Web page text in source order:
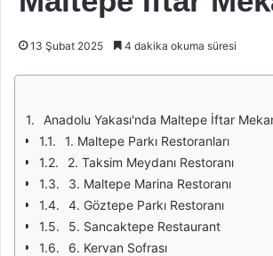
13 Şubat 2025 4 dakika okuma süresi
Anadolu Yakası'nda Maltepe İftar
1. Maltepe Parkı Restoranları
2. Taksim Meydanı Restoranı
3. Maltepe Marina Restoranı
4. Göztepe Parkı Restoranı
5. Sancaktepe Restaurant
6. Kervan Sofrası